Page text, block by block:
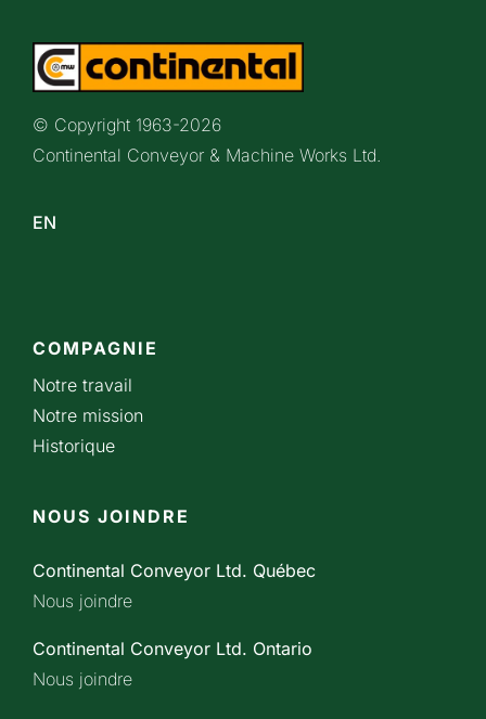
© Copyright 1963-2026
Continental Conveyor & Machine Works Ltd.
EN
COMPAGNIE
Notre travail
Notre mission
Historique
NOUS JOINDRE
Continental Conveyor Ltd. Québec
Nous joindre
Continental Conveyor Ltd. Ontario
Nous joindre